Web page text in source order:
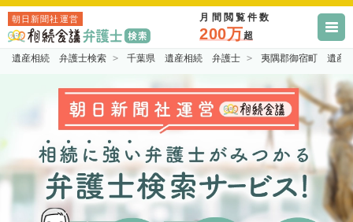
朝日新聞社運営 月間閲覧件数
200万超
遺産相続 弁護士検索 千葉県 遺産相続 弁護士 夷隅郡御宿町 遺産